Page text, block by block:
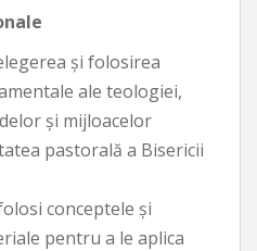
şi folosirea
ale teologiei,
şi mijloacelor
pastorală a Bisericii
conceptele şi
pentru a le aplica